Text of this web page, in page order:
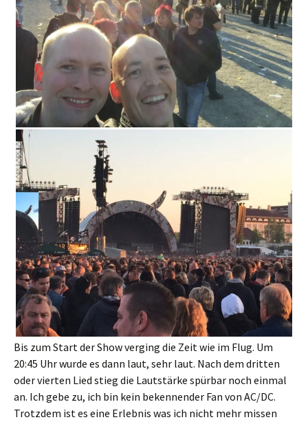
Bis zum Start der Show verging die Zeit wie im Flug. Um
20:45 Uhr wurde es dann laut, sehr laut. Nach dem dritten
oder vierten Lied stieg die Lautstärke spürbar noch einmal
an. Ich gebe zu, ich bin kein bekennender Fan von AC/DC.
Trotzdem ist es eine Erlebnis was ich nicht mehr missen